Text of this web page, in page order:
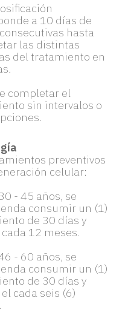
a 10 días de
hasta
las distintas
del tratamiento en
completar el
sin intervalos o
preventivos
celular:
- 45 años, se
consumir un (1)
de 30 días y
12 meses.
- 60 años, se
consumir un (1)
de 30 días y
cada seis (6)